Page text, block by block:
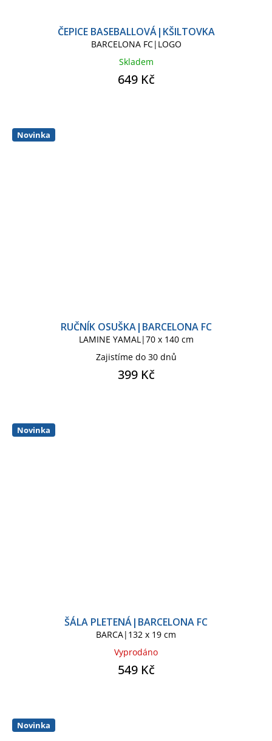
ČEPICE BASEBALLOVÁ|KŠILTOVKA
BARCELONA FC|LOGO
Skladem
649 Kč
Novinka
RUČNÍK OSUŠKA|BARCELONA FC
LAMINE YAMAL|70 x 140 cm
Zajistíme do 30 dnů
399 Kč
Novinka
ŠÁLA PLETENÁ|BARCELONA FC
BARCA|132 x 19 cm
Vyprodáno
549 Kč
Novinka